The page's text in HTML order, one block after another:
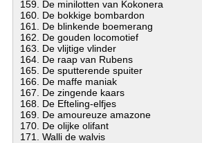
159. De minilotten van Kokonera
160. De bokkige bombardon
161. De blinkende boemerang
162. De gouden locomotief
163. De vlijtige vlinder
164. De raap van Rubens
165. De sputterende spuiter
166. De maffe maniak
167. De zingende kaars
168. De Efteling-elfjes
169. De amoureuze amazone
170. De olijke olifant
171. Walli de walvis